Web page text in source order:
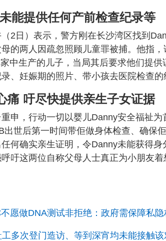
能提供任何产前检查纪录等
2日）表示，警方刚在长沙湾区找到
的两人因疏忽照顾儿童罪被捕。他指
中生产的儿子，当局其后要求他们提
、妊娠期的照片、带小孩去医院检查的
痛 吁尽快提供亲生子女证据
申，行动一切以婴儿Danny安全福祉
出世后第一时间带佢做身体检查、确保
何确实亲生证明，令Danny未能获得
吁这两位自称父母人士真正为小朋友着
愿做DNA测试非拒绝：政府需保障私
多次登门造访、等到深宵均未能接触